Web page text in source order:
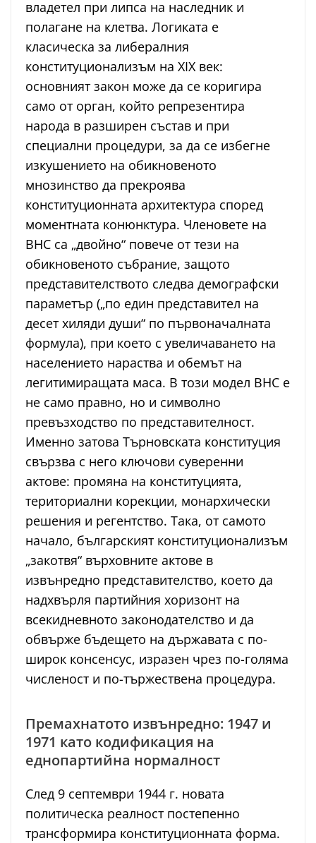
владетел при липса на наследник и
полагане на клетва. Логиката е
класическа за либералния
конституционализъм на XIX век:
основният закон може да се коригира
само от орган, който репрезентира
народа в разширен състав и при
специални процедури, за да се избегне
изкушението на обикновеното
мнозинство да прекроява
конституционната архитектура според
моментната конюнктура. Членовете на
ВНС са „двойно“ повече от тези на
обикновеното събрание, защото
представителството следва демографски
параметър („по един представител на
десет хиляди души“ по първоначалната
формула), при което с увеличаването на
населението нараства и обемът на
легитимиращата маса. В този модел ВНС е
не само правно, но и символно
превъзходство по представителност.
Именно затова Търновската конституция
свързва с него ключови суверенни
актове: промяна на конституцията,
териториални корекции, монархически
решения и регентство. Така, от самото
начало, българският конституционализъм
„закотвя“ върховните актове в
извънредно представителство, което да
надхвърля партийния хоризонт на
всекидневното законодателство и да
обвърже бъдещето на държавата с по-
широк консенсус, изразен чрез по-голяма
численост и по-тържествена процедура.
Премахнатото извънредно: 1947 и
1971 като кодификация на
еднопартийна нормалност
След 9 септември 1944 г. новата
политическа реалност постепенно
трансформира конституционната форма.